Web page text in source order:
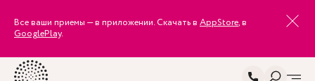
Все ваши приемы — в приложении. Скачать в AppStore, в
GooglePlay.